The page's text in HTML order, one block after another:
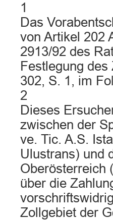
1
Das
von Artikel 202
2913/92 des
Festlegung
302, S. 1, im
2
Dieses
zwischen der
ve. Tic. A.S.
Ulustrans) und
Oberösterreich
über die
Zollgebiet der